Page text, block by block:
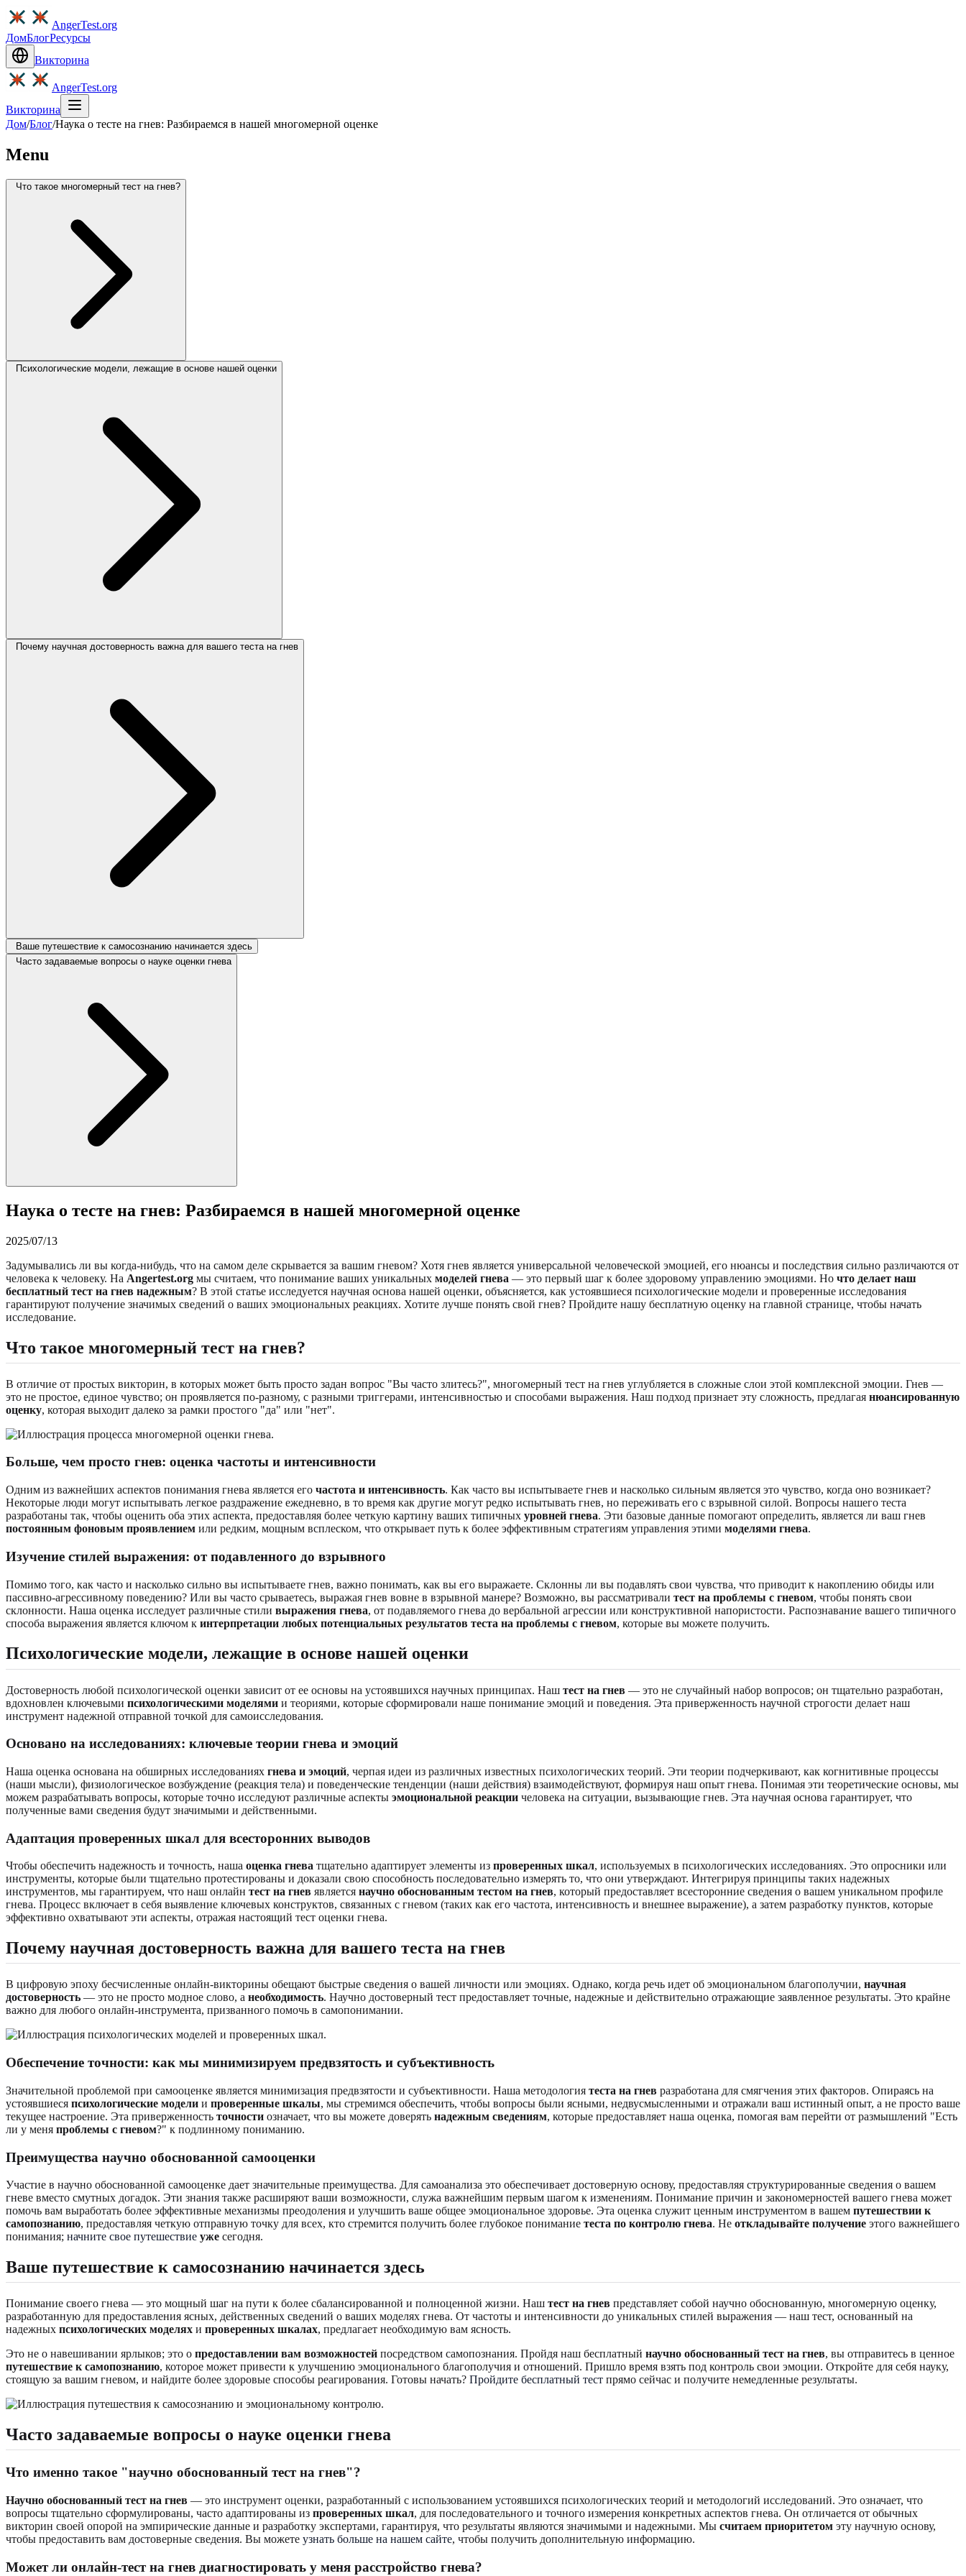
AngerTest.org
ДомБлогРесурсы
Викторина
AngerTest.org
Викторина
Дом/Блог/Наука о тесте на гнев: Разбираемся в нашей многомерной оценке
Menu
Что такое многомерный тест на гнев?
Психологические модели, лежащие в основе нашей оценки
Почему научная достоверность важна для вашего теста на гнев
Ваше путешествие к самосознанию начинается здесь
Часто задаваемые вопросы о науке оценки гнева
Наука о тесте на гнев: Разбираемся в нашей многомерной оценке
2025/07/13
Задумывались ли вы когда-нибудь, что на самом деле скрывается за вашим гневом? Хотя гнев является универсальной человеческой эмоцией, его нюансы и последствия сильно различаются от
человека к человеку. На Angertest.org мы считаем, что понимание ваших уникальных моделей гнева — это первый шаг к более здоровому управлению эмоциями. Но что делает наш
бесплатный тест на гнев надежным? В этой статье исследуется научная основа нашей оценки, объясняется, как устоявшиеся психологические модели и проверенные исследования
гарантируют получение значимых сведений о ваших эмоциональных реакциях. Хотите лучше понять свой гнев? Пройдите нашу бесплатную оценку на главной странице, чтобы начать
исследование.
Что такое многомерный тест на гнев?
В отличие от простых викторин, в которых может быть просто задан вопрос "Вы часто злитесь?", многомерный тест на гнев углубляется в сложные слои этой комплексной эмоции. Гнев —
это не простое, единое чувство; он проявляется по-разному, с разными триггерами, интенсивностью и способами выражения. Наш подход признает эту сложность, предлагая нюансированную
оценку, которая выходит далеко за рамки простого "да" или "нет".
Больше, чем просто гнев: оценка частоты и интенсивности
Одним из важнейших аспектов понимания гнева является его частота и интенсивность. Как часто вы испытываете гнев и насколько сильным является это чувство, когда оно возникает?
Некоторые люди могут испытывать легкое раздражение ежедневно, в то время как другие могут редко испытывать гнев, но переживать его с взрывной силой. Вопросы нашего теста
разработаны так, чтобы оценить оба этих аспекта, предоставляя более четкую картину ваших типичных уровней гнева. Эти базовые данные помогают определить, является ли ваш гнев
постоянным фоновым проявлением или редким, мощным всплеском, что открывает путь к более эффективным стратегиям управления этими моделями гнева.
Изучение стилей выражения: от подавленного до взрывного
Помимо того, как часто и насколько сильно вы испытываете гнев, важно понимать, как вы его выражаете. Склонны ли вы подавлять свои чувства, что приводит к накоплению обиды или
пассивно-агрессивному поведению? Или вы часто срываетесь, выражая гнев вовне в взрывной манере? Возможно, вы рассматривали тест на проблемы с гневом, чтобы понять свои
склонности. Наша оценка исследует различные стили выражения гнева, от подавляемого гнева до вербальной агрессии или конструктивной напористости. Распознавание вашего типичного
способа выражения является ключом к интерпретации любых потенциальных результатов теста на проблемы с гневом, которые вы можете получить.
Психологические модели, лежащие в основе нашей оценки
Достоверность любой психологической оценки зависит от ее основы на устоявшихся научных принципах. Наш тест на гнев — это не случайный набор вопросов; он тщательно разработан,
вдохновлен ключевыми психологическими моделями и теориями, которые сформировали наше понимание эмоций и поведения. Эта приверженность научной строгости делает наш
инструмент надежной отправной точкой для самоисследования.
Основано на исследованиях: ключевые теории гнева и эмоций
Наша оценка основана на обширных исследованиях гнева и эмоций, черпая идеи из различных известных психологических теорий. Эти теории подчеркивают, как когнитивные процессы
(наши мысли), физиологическое возбуждение (реакция тела) и поведенческие тенденции (наши действия) взаимодействуют, формируя наш опыт гнева. Понимая эти теоретические основы, мы
можем разрабатывать вопросы, которые точно исследуют различные аспекты эмоциональной реакции человека на ситуации, вызывающие гнев. Эта научная основа гарантирует, что
полученные вами сведения будут значимыми и действенными.
Адаптация проверенных шкал для всесторонних выводов
Чтобы обеспечить надежность и точность, наша оценка гнева тщательно адаптирует элементы из проверенных шкал, используемых в психологических исследованиях. Это опросники или
инструменты, которые были тщательно протестированы и доказали свою способность последовательно измерять то, что они утверждают. Интегрируя принципы таких надежных
инструментов, мы гарантируем, что наш онлайн тест на гнев является научно обоснованным тестом на гнев, который предоставляет всесторонние сведения о вашем уникальном профиле
гнева. Процесс включает в себя выявление ключевых конструктов, связанных с гневом (таких как его частота, интенсивность и внешнее выражение), а затем разработку пунктов, которые
эффективно охватывают эти аспекты, отражая настоящий тест оценки гнева.
Почему научная достоверность важна для вашего теста на гнев
В цифровую эпоху бесчисленные онлайн-викторины обещают быстрые сведения о вашей личности или эмоциях. Однако, когда речь идет об эмоциональном благополучии, научная
достоверность — это не просто модное слово, а необходимость. Научно достоверный тест предоставляет точные, надежные и действительно отражающие заявленное результаты. Это крайне
важно для любого онлайн-инструмента, призванного помочь в самопонимании.
Обеспечение точности: как мы минимизируем предвзятость и субъективность
Значительной проблемой при самооценке является минимизация предвзятости и субъективности. Наша методология теста на гнев разработана для смягчения этих факторов. Опираясь на
устоявшиеся психологические модели и проверенные шкалы, мы стремимся обеспечить, чтобы вопросы были ясными, недвусмысленными и отражали ваш истинный опыт, а не просто ваше
текущее настроение. Эта приверженность точности означает, что вы можете доверять надежным сведениям, которые предоставляет наша оценка, помогая вам перейти от размышлений "Есть
ли у меня проблемы с гневом?" к подлинному пониманию.
Преимущества научно обоснованной самооценки
Участие в научно обоснованной самооценке дает значительные преимущества. Для самоанализа это обеспечивает достоверную основу, предоставляя структурированные сведения о вашем
гневе вместо смутных догадок. Эти знания также расширяют ваши возможности, служа важнейшим первым шагом к изменениям. Понимание причин и закономерностей вашего гнева может
помочь вам выработать более эффективные механизмы преодоления и улучшить ваше общее эмоциональное здоровье. Эта оценка служит ценным инструментом в вашем путешествии к
самопознанию, предоставляя четкую отправную точку для всех, кто стремится получить более глубокое понимание теста по контролю гнева. Не откладывайте получение этого важнейшего
понимания; начните свое путешествие уже сегодня.
Ваше путешествие к самосознанию начинается здесь
Понимание своего гнева — это мощный шаг на пути к более сбалансированной и полноценной жизни. Наш тест на гнев представляет собой научно обоснованную, многомерную оценку,
разработанную для предоставления ясных, действенных сведений о ваших моделях гнева. От частоты и интенсивности до уникальных стилей выражения — наш тест, основанный на
надежных психологических моделях и проверенных шкалах, предлагает необходимую вам ясность.
Это не о навешивании ярлыков; это о предоставлении вам возможностей посредством самопознания. Пройдя наш бесплатный научно обоснованный тест на гнев, вы отправитесь в ценное
путешествие к самопознанию, которое может привести к улучшению эмоционального благополучия и отношений. Пришло время взять под контроль свои эмоции. Откройте для себя науку,
стоящую за вашим гневом, и найдите более здоровые способы реагирования. Готовы начать? Пройдите бесплатный тест прямо сейчас и получите немедленные результаты.
Часто задаваемые вопросы о науке оценки гнева
Что именно такое "научно обоснованный тест на гнев"?
Научно обоснованный тест на гнев — это инструмент оценки, разработанный с использованием устоявшихся психологических теорий и методологий исследований. Это означает, что
вопросы тщательно сформулированы, часто адаптированы из проверенных шкал, для последовательного и точного измерения конкретных аспектов гнева. Он отличается от обычных
викторин своей опорой на эмпирические данные и разработку экспертами, гарантируя, что результаты являются значимыми и надежными. Мы считаем приоритетом эту научную основу,
чтобы предоставить вам достоверные сведения. Вы можете узнать больше на нашем сайте, чтобы получить дополнительную информацию.
Может ли онлайн-тест на гнев диагностировать у меня расстройство гнева?